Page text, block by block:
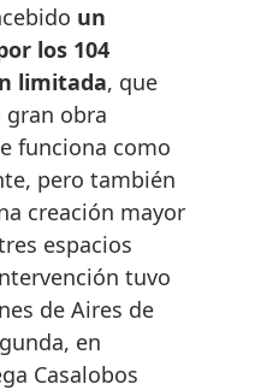
un
los 104
limitada, que
obra
funciona como
pero también
creación mayor
espacios
tuvo
de Aires de
en
Casalobos